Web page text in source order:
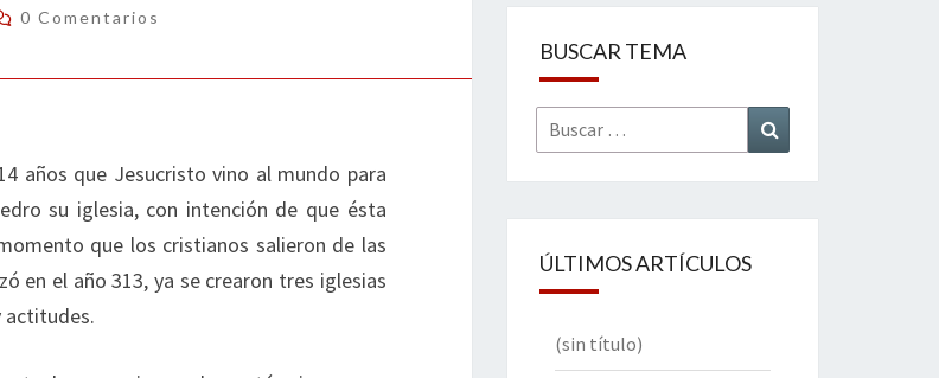
Comentarios
0 Comentarios
años que Jesucristo vino al mundo para
su iglesia, con intención de que ésta
que los cristianos salieron de las
en el año 313, ya se crearon tres iglesias
BUSCAR TEMA
Buscar
por:
ÚLTIMOS ARTÍCULOS
(sin título)